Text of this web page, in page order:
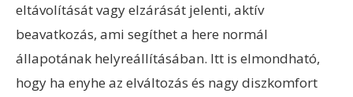
eltávolítását vagy elzárását jelenti, aktív
beavatkozás, ami segíthet a here normál
állapotának helyreállításában. Itt is elmondható,
hogy ha enyhe az elváltozás és nagy diszkomfort